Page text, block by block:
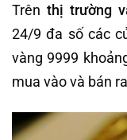
Trênthị trường
24/9 đa số các
vàng 9999
mua vào và bán